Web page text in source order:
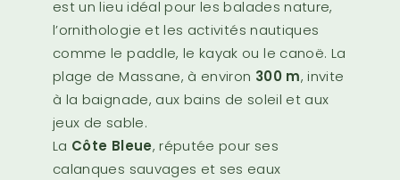
est un lieu idéal pour les balades nature,
l’ornithologie et les activités nautiques
comme le paddle, le kayak ou le canoë. La
plage de Massane, à environ 300 m, invite
à la baignade, aux bains de soleil et aux
jeux de sable.
La Côte Bleue, réputée pour ses
calanques sauvages et ses eaux